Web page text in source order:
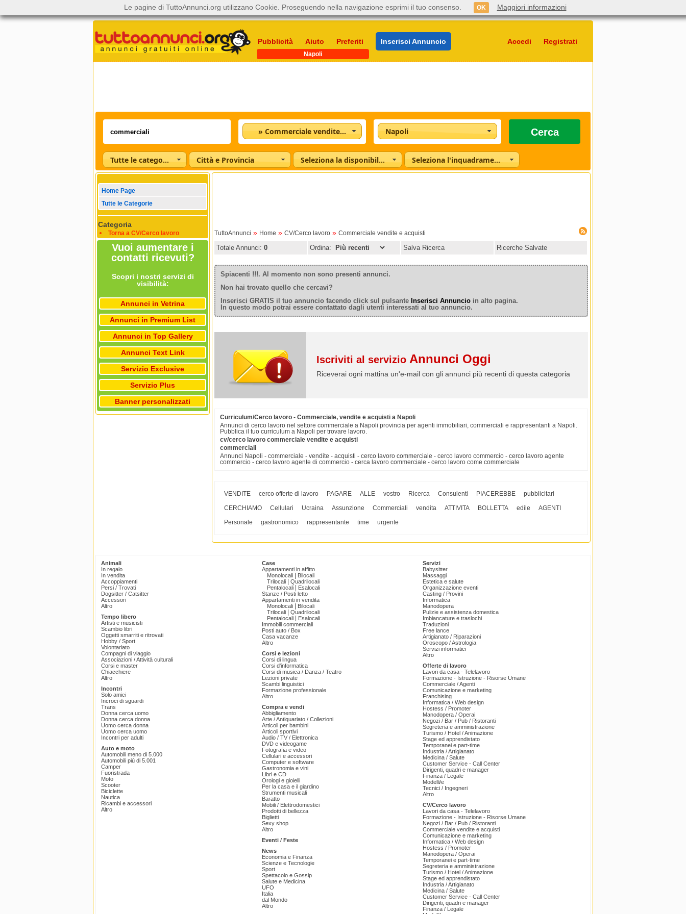
Pubblicità Aiuto Preferiti Inserisci Annuncio Accedi Registrati
Napoli
» Commerciale vendite e acquisti Napoli Cerca
Tutte le categorie Città e Provincia Seleziona la disponibilità Seleziona l'inquadramento
Home Page
Tutte le Categorie
Categoria
Torna a CV/Cerco lavoro
Vuoi aumentare i
contatti ricevuti?
Scopri i nostri servizi di
visibilità:
Annunci in Vetrina
Annunci in Premium List
Annunci in Top Gallery
Annunci Text Link
Servizio Exclusive
Servizio Plus
Banner personalizzati
TuttoAnnunci » Home » CV/Cerco lavoro » Commerciale vendite e acquisti
Totale Annunci: 0 Ordina: Salva Ricerca Ricerche Salvate
Spiacenti !!!. Al momento non sono presenti annunci.
Non hai trovato quello che cercavi?
Inserisci GRATIS il tuo annuncio facendo click sul pulsante Inserisci Annuncio in alto pagina.
In questo modo potrai essere contattato dagli utenti interessati al tuo annuncio.
Iscriviti al servizio Annunci Oggi
Riceverai ogni mattina un'e-mail con gli annunci più recenti di questa categoria
Curriculum/Cerco lavoro - Commerciale, vendite e acquisti a Napoli
Annunci di cerco lavoro nel settore commerciale a Napoli provincia per agenti immobiliari, commerciali e rappresentanti a Napoli.
Pubblica il tuo curriculum a Napoli per trovare lavoro.
cv/cerco lavoro commerciale vendite e acquisti
commerciali
Annunci Napoli - commerciale - vendite - acquisti - cerco lavoro commerciale - cerco lavoro commercio - cerco lavoro agente
commercio - cerco lavoro agente di commercio - cerca lavoro commerciale - cerco lavoro come commerciale
VENDITE cerco offerte di lavoro PAGARE ALLE vostro Ricerca Consulenti PIACEREBBE
pubblicitari
CERCHIAMO
Cellulari Ucraina Assunzione Commerciali vendita ATTIVITA BOLLETTA edile
AGENTI
Personale
gastronomico rappresentante time urgente
Animali
In regalo
In vendita
Accoppiamenti
Persi / Trovati
Dogsitter / Catsitter
Accessori
Altro
Tempo libero
Artisti e musicisti
Scambio libri
Oggetti smarriti e ritrovati
Hobby / Sport
Volontariato
Compagni di viaggio
Associazioni / Attività culturali
Corsi e master
Chiacchiere
Altro
Incontri
Solo amici
Incroci di sguardi
Trans
Donna cerca uomo
Donna cerca donna
Uomo cerca donna
Uomo cerca uomo
Incontri per adulti
Auto e moto
Automobili meno di 5.000
Automobili più di 5.001
Camper
Fuoristrada
Moto
Scooter
Biciclette
Nautica
Ricambi e accessori
Altro
Case
Appartamenti in affitto
Monolocali
Bilocali
Trilocali
Quadrilocali
Pentalocali
Esalocali
Stanze / Posti letto
Appartamenti in vendita
Monolocali
Bilocali
Trilocali
Quadrilocali
Pentalocali
Esalocali
Immobili commerciali
Posti auto / Box
Casa vacanze
Altro
Corsi e lezioni
Corsi di lingua
Corsi d'informatica
Corsi di musica / Danza / Teatro
Lezioni private
Scambi linguistici
Formazione professionale
Altro
Compra e vendi
Abbigliamento
Arte / Antiquariato / Collezioni
Articoli per bambini
Articoli sportivi
Audio / TV / Elettronica
DVD e videogame
Fotografia e video
Cellulari e accessori
Computer e software
Gastronomia e vini
Libri e CD
Orologi e gioielli
Per la casa e il giardino
Strumenti musicali
Baratto
Mobili / Elettrodomestici
Prodotti di bellezza
Biglietti
Sexy shop
Altro
Eventi / Feste
News
Economia e Finanza
Scienze e Tecnologie
Sport
Spettacolo e Gossip
Salute e Medicina
UFO
Italia
dal Mondo
Altro
Servizi
Babysitter
Massaggi
Estetica e salute
Organizzazione eventi
Casting / Provini
Informatica
Manodopera
Pulizie e assistenza domestica
Imbiancature e traslochi
Traduzioni
Free lance
Artigianato / Riparazioni
Oroscopo / Astrologia
Servizi informatici
Altro
Offerte di lavoro
Lavori da casa - Telelavoro
Formazione - Istruzione - Risorse Umane
Commerciale / Agenti
Comunicazione e marketing
Franchising
Informatica / Web design
Hostess / Promoter
Manodopera / Operai
Negozi / Bar / Pub / Ristoranti
Segreteria e amministrazione
Turismo / Hotel / Animazione
Stage ed apprendistato
Temporanei e part-time
Industria / Artigianato
Medicina / Salute
Customer Service - Call Center
Dirigenti, quadri e manager
Finanza / Legale
Modelli/e
Tecnici / Ingegneri
Altro
CV/Cerco lavoro
Lavori da casa - Telelavoro
Formazione - Istruzione - Risorse Umane
Negozi / Bar / Pub / Ristoranti
Commerciale vendite e acquisti
Comunicazione e marketing
Informatica / Web design
Hostess / Promoter
Manodopera / Operai
Temporanei e part-time
Segreteria e amministrazione
Turismo / Hotel / Animazione
Stage ed apprendistato
Industria / Artigianato
Medicina / Salute
Customer Service - Call Center
Dirigenti, quadri e manager
Finanza / Legale
Le pagine di TuttoAnnunci.org utilizzano Cookie. Proseguendo nella navigazione esprimi il tuo consenso. OK Maggiori informazioni